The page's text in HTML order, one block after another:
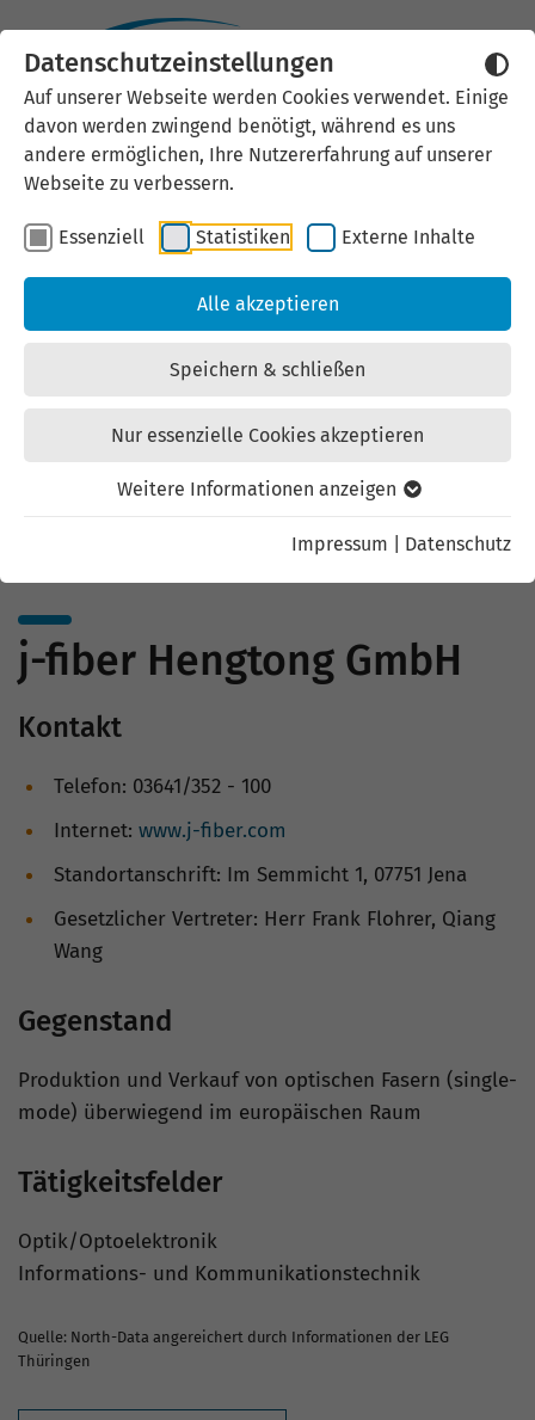
Datenschutzeinstellungen
Auf unserer Webseite werden Cookies verwendet. Einige
davon werden zwingend benötigt, während es uns
andere ermöglichen, Ihre Nutzererfahrung auf unserer
Webseite zu verbessern.
Essenziell Statistiken Externe Inhalte
Alle akzeptieren
Speichern & schließen
Nur essenzielle Cookies akzeptieren
Weitere Informationen anzeigen
Impressum Datenschutz
Externen Inhalt laden
Wir verwenden auf unserer
Website externe Inhalte, um Ihnen
zusätzliche Informationen
anzubieten. Einige externe Inhalte
(z.B. Google Maps, Youtube)
können persönliche Daten (z.B. IP-
Mit der Bestätigung erklären Sie
j-fiber Hengtong GmbH
Kontakt
Telefon: 03641/352 - 100
Internet: www.j-fiber.com
Standortanschrift: Im Semmicht 1, 07751 Jena
Gesetzlicher Vertreter: Herr Frank Flohrer, Qiang
Wang
Gegenstand
Produktion und Verkauf von optischen Fasern (single-
mode) überwiegend im europäischen Raum
Tätigkeitsfelder
Optik/Optoelektronik
Informations- und Kommunikationstechnik
Quelle: North-Data angereichert durch Informationen der LEG
Thüringen